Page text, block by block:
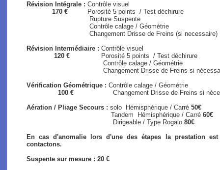
Révision Intégrale : Contrôle visuel
170 € Porosité 5 points / Test déchirure
Rupture Suspente
Contrôle calage / Géométrie
Changement Drisse de Freins (si necessaire)
Révision Intermédiaire : Contrôle visuel
120 € Porosité 5 points / Test déchirure
Contrôle calage / Géométrie
Changement Drisse de Freins si nécessaire
Vérification Géométrique : Contrôle calage / Géométrie
100 € Changement Drisse de Freins si
Aération / Pliage Secours : solo Hémisphérique / Carré 50€
Tandem Hémisphérique / Carré 60€
Dirigeable / Type Rogalo 80€
En cas d'anomalie lors d'une des étapes la prestation
contactons.
Suspente sur mesure : 20 €